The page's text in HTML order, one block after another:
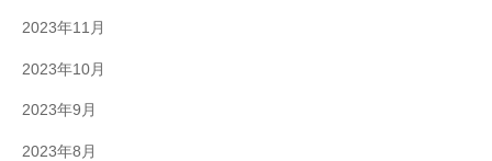
2023年11月
2023年10月
2023年9月
2023年8月